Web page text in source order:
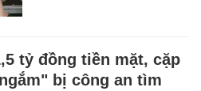
tỷ đồng tiền mặt, cặp
bị công an tìm